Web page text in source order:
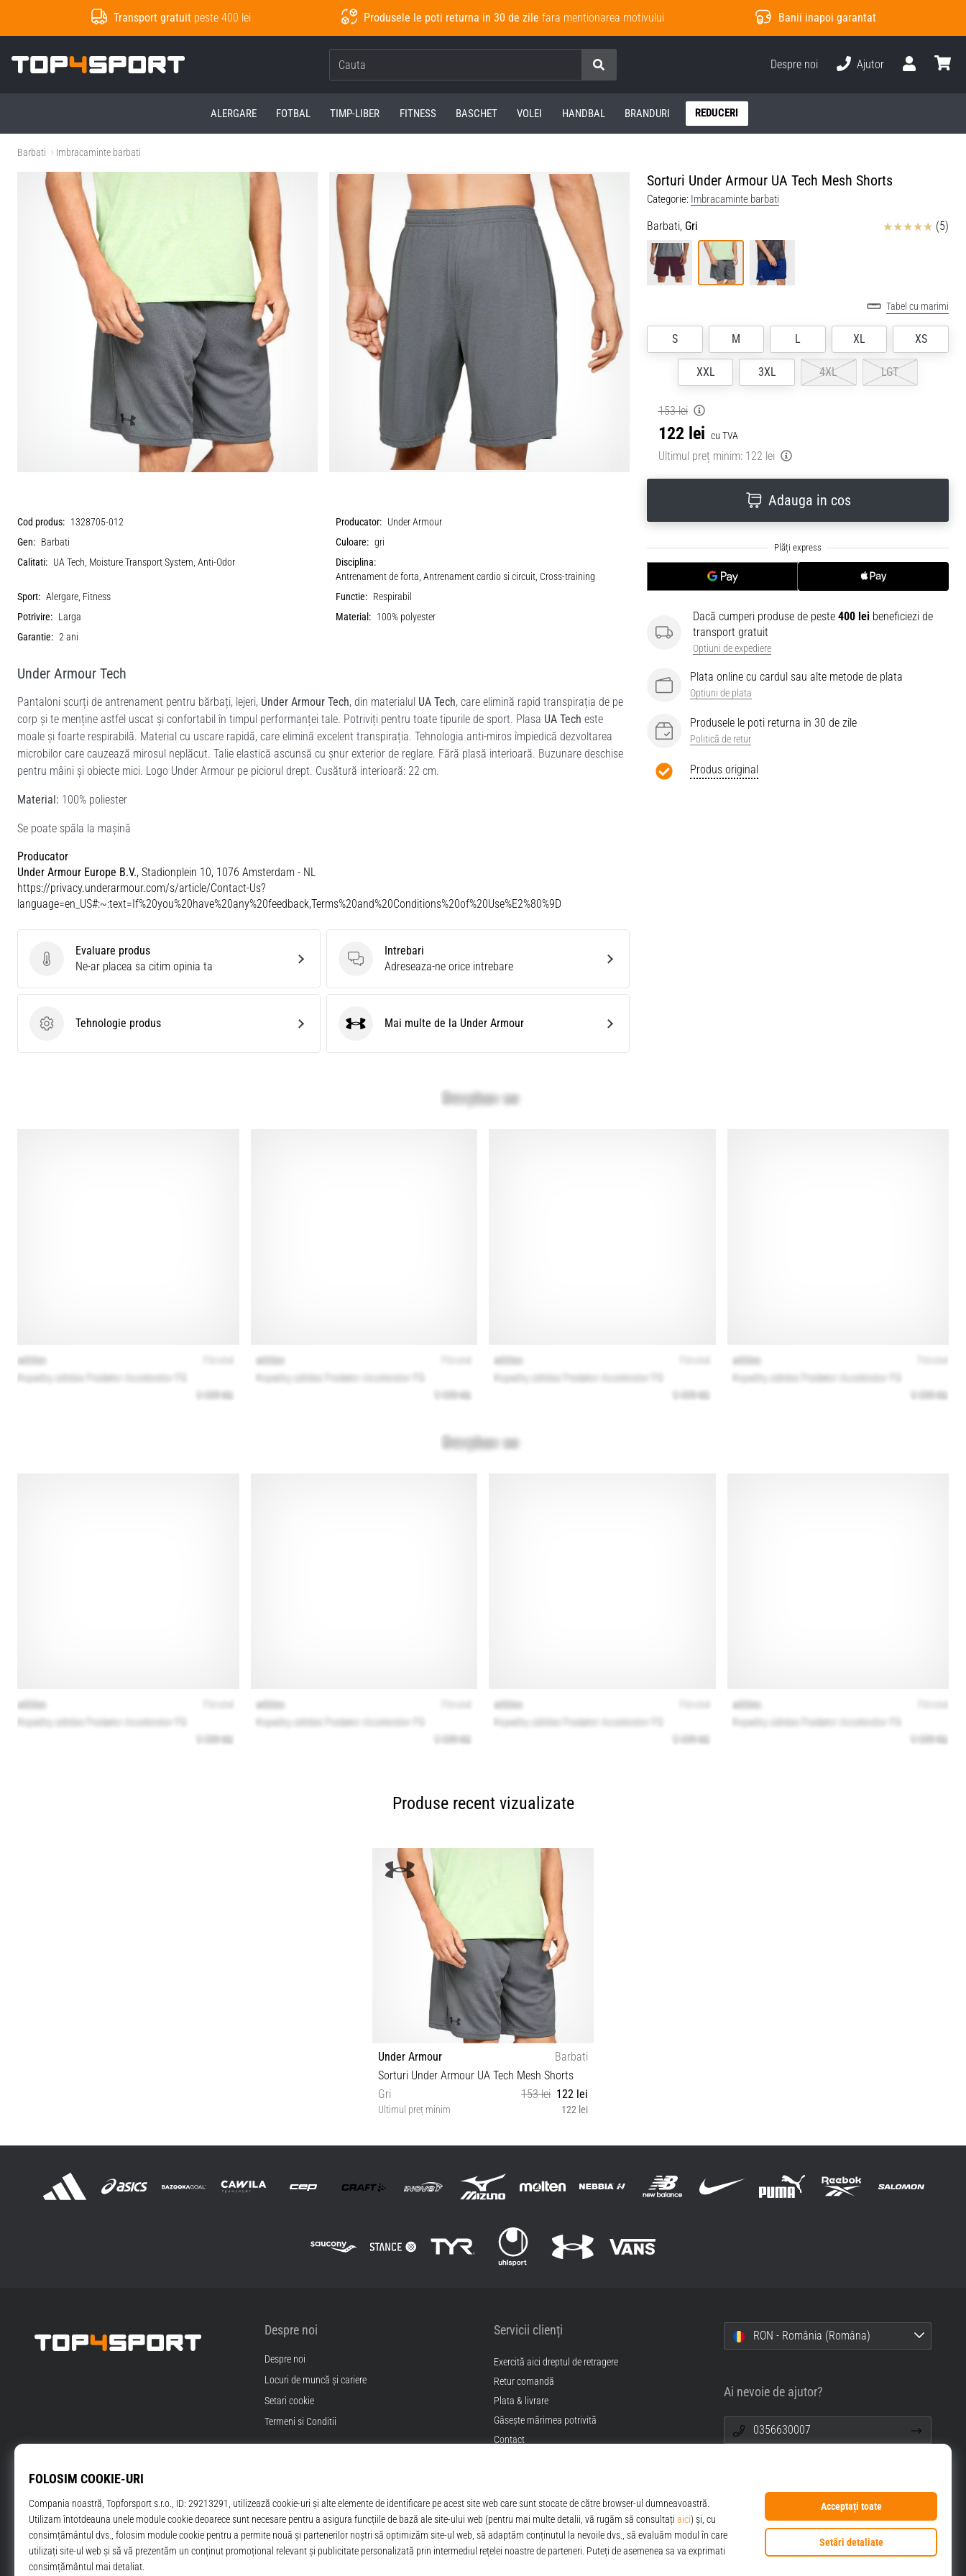
Transport gratuitpeste 400 lei Produsele le poti returna in 30 de zile fara mentionarea motivului Banii inapoi garantat
Top4Sport.ro
Cauta
Despre noi
Ajutor
ALERGARE FOTBAL TIMP-LIBER FITNESS BASCHET VOLEI HANDBAL BRANDURI REDUCERI
Barbati Imbracaminte barbati
Sorturi Under Armour UA Tech Mesh Shorts
Categorie: Imbracaminte barbati
Barbati, Gri Review (5)
Tabel cu marimi
S M L XL XS
XXL 3XL 4XL LGT
153 lei
122 lei cu TVA
Ultimul preț minim: 122 lei
Adauga in cos
Dacă cumperi produse de peste 400 lei beneficiezi de
transport gratuit
Optiuni de expediere
Plata online cu cardul sau alte metode de plata
Optiuni de plata
Produsele le poti returna in 30 de zile
Politică de retur
Produs original
Cod produs: 1328705-012 Producator: Under Armour
Gen: Barbati Culoare: gri
Calitati: UA Tech, Moisture Transport System, Anti-Odor
Disciplina:
Antrenament de forta, Antrenament cardio si circuit, Cross-training
Sport: Alergare, Fitness Functie: Respirabil
Potrivire: Larga Material: 100% polyester
Garantie: 2 ani
Under Armour Tech
Pantaloni scurți de antrenament pentru bărbați, lejeri, Under Armour Tech, din materialul UA Tech, care elimină rapid transpirația de pe
corp și te menține astfel uscat și confortabil în timpul performanței tale. Potriviți pentru toate tipurile de sport. Plasa UA Tech este
moale și foarte respirabilă. Material cu uscare rapidă, care elimină excelent transpirația. Tehnologia anti-miros împiedică dezvoltarea
microbilor care cauzează mirosul neplăcut. Talie elastică ascunsă cu șnur exterior de reglare. Fără plasă interioară. Buzunare deschise
pentru mâini și obiecte mici. Logo Under Armour pe piciorul drept. Cusătură interioară: 22 cm.
Material: 100% poliester
Se poate spăla la mașină
Producator
Under Armour Europe B.V., Stadionplein 10, 1076 Amsterdam - NL
https://privacy.underarmour.com/s/article/Contact-Us?
language=en_US#:~:text=If%20you%20have%20any%20feedback,Terms%20and%20Conditions%20of%20Use%E2%80%9D
Evaluare produs
Evaluare produs
Ne-ar placea sa citim opinia ta
Intrebari
Intrebari
Adreseaza-ne orice intrebare
Tehnologie produs
Tehnologie produs Under ArmourMai multe de la Under Armour
Produse recent vizualizate
Under Armour
Barbati
Sorturi Under Armour UA Tech Mesh Shorts
Gri
153 lei 122 lei
Ultimul preț minim 122 lei
S M L XL XS XXL 3XL
Despre noi
Despre noi
Locuri de muncă și cariere
Setari cookie
Termeni si Conditii
Servicii clienți
Exercită aici dreptul de retragere
Retur comandă
Plata & livrare
Găseşte mărimea potrivită
Contact
RON - România (Româna)
Ai nevoie de ajutor?
0356630007